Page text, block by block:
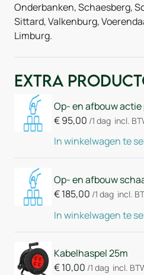
Onderbanken, Schaesberg,
Sittard, Valkenburg,
Limburg.
Extra
Op- en afbouw
€95,00 /1 dag incl.
In winkelwagen te
Op- en afbouw
€185,00 /1 dag incl.
In winkelwagen te
Kabelhaspel 25m
€10,00 /1 dag incl.